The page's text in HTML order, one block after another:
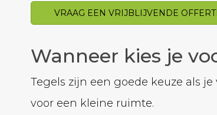
VRAAG EEN VRIJBLIJVENDE
Wanneer kies je
Tegels zijn een goede keuze als
voor een kleine ruimte.